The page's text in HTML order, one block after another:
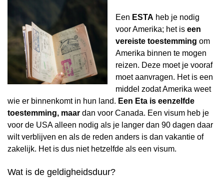
Een ESTA heb je nodig
voor Amerika; het is een
vereiste toestemming om
Amerika binnen te mogen
reizen. Deze moet je vooraf
moet aanvragen. Het is een
middel zodat Amerika weet
wie er binnenkomt in hun land. Een Eta is eenzelfde
toestemming, maar dan voor Canada. Een visum heb je
voor de USA alleen nodig als je langer dan 90 dagen daar
wilt verblijven en als de reden anders is dan vakantie of
zakelijk. Het is dus niet hetzelfde als een visum.
Wat is de geldigheidsduur?